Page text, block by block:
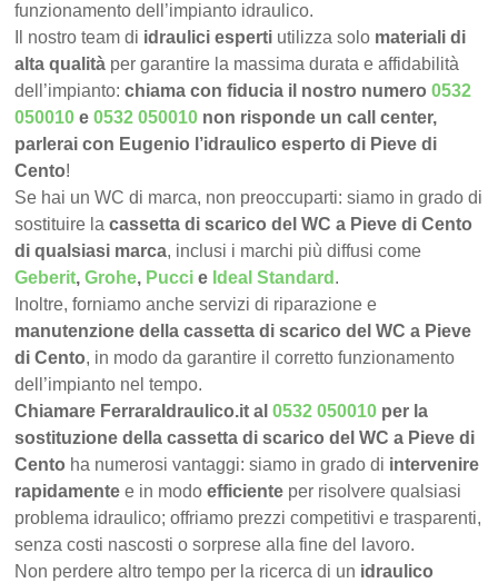
funzionamento dell’impianto idraulico.
Il nostro team di idraulici esperti utilizza solo materiali di
alta qualità per garantire la massima durata e affidabilità
dell’impianto:chiama con fiducia il nostro numero0532
050010 e0532 050010 non risponde un call center,
parlerai con Eugenio l’idraulico esperto di Pieve di
Cento!
Se hai un WC di marca, non preoccuparti: siamo in grado di
sostituire lacassetta di scarico del WC a Pieve di Cento
di qualsiasi marca, inclusi i marchi più diffusi come
Geberit,Grohe, Pucci e Ideal Standard .
Inoltre, forniamo anche servizi di riparazione e
manutenzione della cassetta di scarico del WC a Pieve
di Cento, in modo da garantire il corretto funzionamento
dell’impianto nel tempo.
Chiamare FerraraIdraulico.it al0532 050010 per la
sostituzione della cassetta di scarico del WC a Pieve di
Cento ha numerosi vantaggi: siamo in grado di intervenire
rapidamente e in modoefficiente per risolvere qualsiasi
problema idraulico; offriamo prezzi competitivi e trasparenti,
senza costi nascosti o sorprese alla fine del lavoro.
Non perdere altro tempo per la ricerca di un idraulico